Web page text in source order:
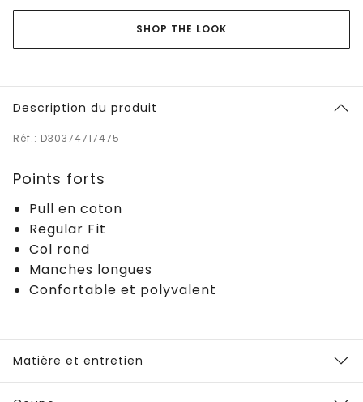
SHOP THE LOOK
Description du produit
Réf.: D30374717475
Points forts
Pull en coton
Regular Fit
Col rond
Manches longues
Confortable et polyvalent
Matière et entretien